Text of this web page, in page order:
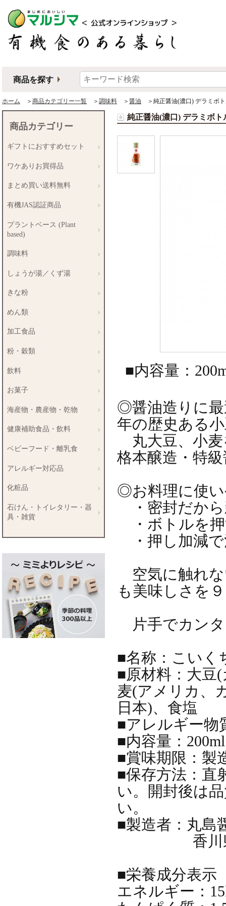
商品を探す
ホーム ＞ 商品カテゴリー一覧 ＞ 調味料 ＞ 醤油 ＞純正醤油(濃口) デラミボ
純正醤油(濃口) デラミボト
■内容量：
◎醤油造りに最
年の歴史ある
丸大豆、小麦
格本醸造・特
◎お料理に使い
・密封だから
・ボトルを押
・押し加減で
空気に触れな
も美味しさを
片手でカンタ
■名称：こいく
■原材料：大豆
麦(アメリカ、
日本)、食塩
■アレルギー物
■内容量：200ml
■賞味期限：製
■保存方法：直
い。開封後は
い。
■製造者：丸島
香川県小豆
■栄養成分表示
エネルギー：
商品カテゴリー
ギフトにおすすめセット
ワケありお買得品
まとめ買い送料無料
有機JAS認証商品
プラントベース (Plant
based)
調味料
しょうが湯／くず湯
きな粉
めん類
加工食品
粉・穀類
飲料
お菓子
海産物・農産物・乾物
健康補助食品・飲料
ベビーフード・離乳食
アレルギー対応品
化粧品
石けん・トイレタリー・器
具・雑貨